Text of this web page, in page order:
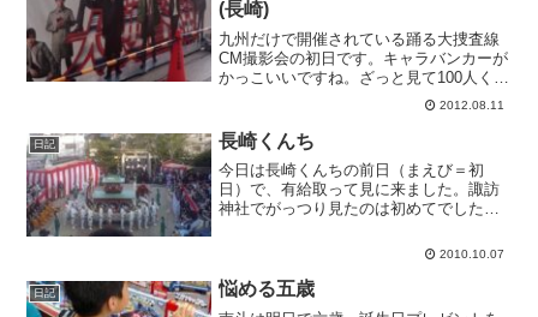
(長崎)
九州だけで開催されている踊る大捜査線
CM撮影会の初日です。キャラバンカーが
かっこいいですね。ざっと見て100人くら
いの方が集まってLoveSomebodyを歌う
というもので、歌詞カードも配られたの
で通りすがりの方でも大丈夫です。集団
撮影のあ...
2012.08.11
日記 長崎くんち
今日は長崎くんちの前日（まえび＝初
日）で、有給取って見に来ました。諏訪
神社でがっつり見たのは初めてでした
2010.10.07
日記 悩める五歳